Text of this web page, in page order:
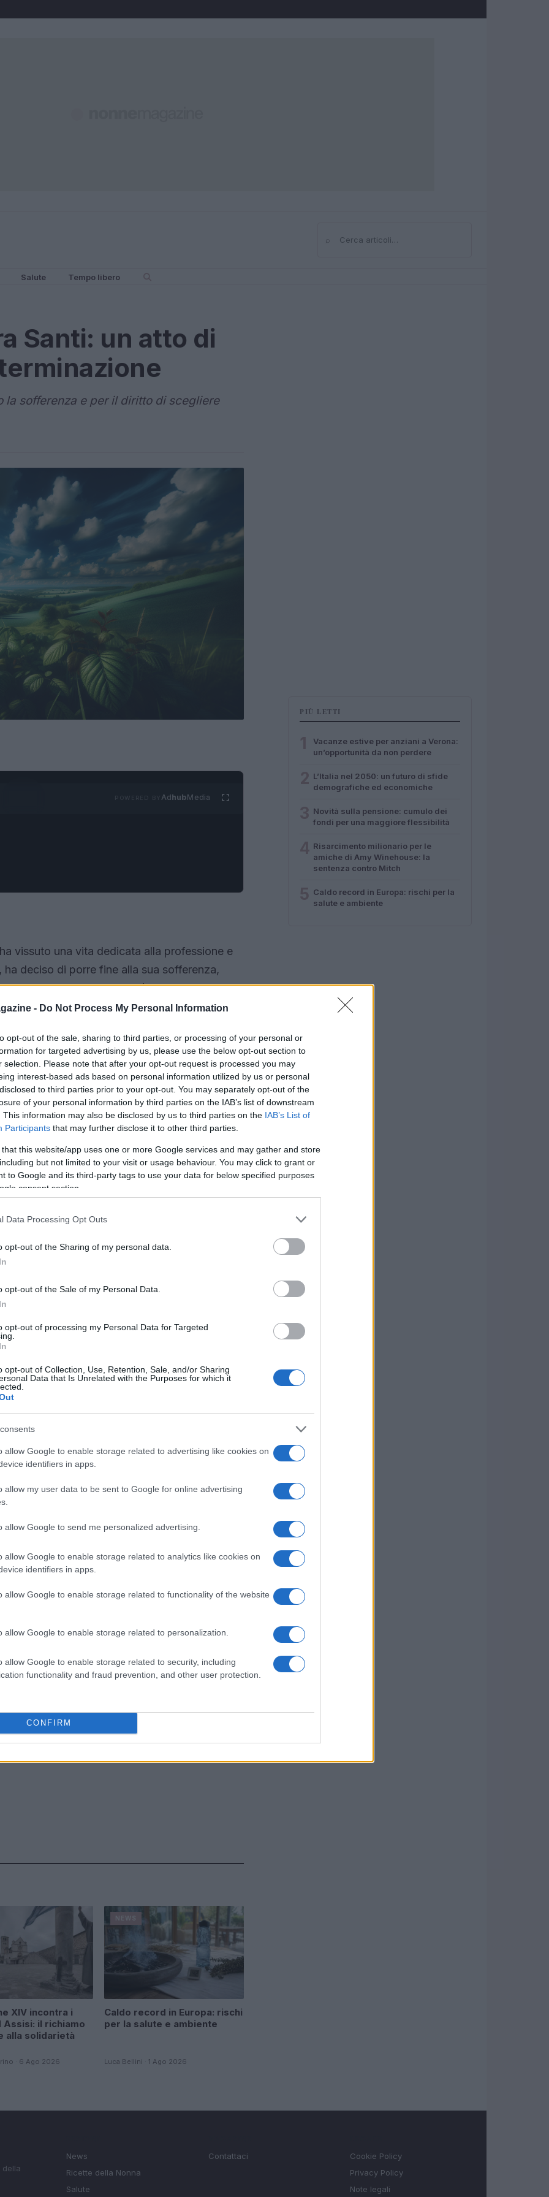
- Do Not Process My Personal Information
opt-out of the sale, sharing to third parties, or processing of your personal or
for targeted advertising by us, please use the below opt-out section to
selection. Please note that after your opt-out request is processed you may
interest-based ads based on personal information utilized by us or personal
to third parties prior to your opt-out. You may separately opt-out of the
of your personal information by third parties on the IAB’s list of downstream
This information may also be disclosed by us to third parties on the IAB’s List of
Participants that may further disclose it to other third parties.
that this website/app uses one or more Google services and may gather and store
but not limited to your visit or usage behaviour. You may click to grant or
to Google and its third-party tags to use your data for below specified purposes
consent section.
Data Processing Opt Outs
opt-out of the Sharing of my personal data.
opt-out of the Sale of my Personal Data.
opt-out of processing my Personal Data for Targeted
opt-out of Collection, Use, Retention, Sale, and/or Sharing
Data that Is Unrelated with the Purposes for which it
allow Google to enable storage related to advertising like cookies on
identifiers in apps.
allow my user data to be sent to Google for online advertising
allow Google to send me personalized advertising.
allow Google to enable storage related to analytics like cookies on
identifiers in apps.
allow Google to enable storage related to functionality of the website
allow Google to enable storage related to personalization.
allow Google to enable storage related to security, including
functionality and fraud prevention, and other user protection.
CONFIRM
⌕Cerca
Salute Tempo libero
Santi: un atto di
sofferenza e per il diritto di scegliere
AdhubMedia
vissuto una vita dedicata alla professione e
deciso di porre fine alla sua sofferenza,
multipla. La sua storia è un esempio di
la vita di una persona e delle scelte
difficoltà.
letale è stata il culmine di una lunga
Accanto a lei, il marito Stefano ha sempre
della sofferenza e della lotta per la libertà
in Italia a ricevere il permesso di accedere a
le iniziali difficoltà burocratiche.
e libertà
lasciato un messaggio toccante,
sofferenza. Ha sottolineato l’importanza di
decidere per se stesso. Le sue parole,
sulla dignità della vita e sulla libertà di
sento una libertà profonda, quella dalla
di coraggio e determinazione.
XIV incontra i
Assisi: il richiamo
alla solidarietà
· 6 Ago 2026
Caldo record in Europa: rischi
per la salute e ambiente
Luca Bellini · 1 Ago 2026
PIÙ LETTI
Vacanze estive per anziani a Verona:
un’opportunità da non perdere
L’Italia nel 2050: un futuro di sfide
demografiche ed economiche
Novità sulla pensione: cumulo dei
fondi per una maggiore flessibilità
Risarcimento milionario per le
amiche di Amy Winehouse: la
sentenza contro Mitch
Caldo record in Europa: rischi per la
salute e ambiente
della
News
Ricette della Nonna
Salute
Contattaci
Cookie Policy
Privacy Policy
Note legali